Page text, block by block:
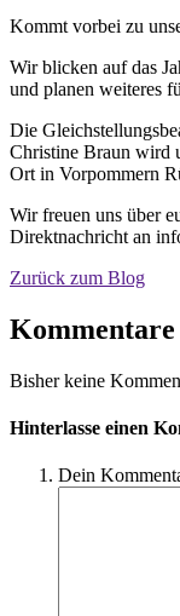
Kommt vorbei zu
Wir blicken auf das
und planen weiteres
Die
Christine Braun wird
Ort in Vorpommern
Wir freuen uns über
Direktnachricht an
Zurück zum Blog
Kommentare
Bisher keine
Hinterlasse einen
Dein